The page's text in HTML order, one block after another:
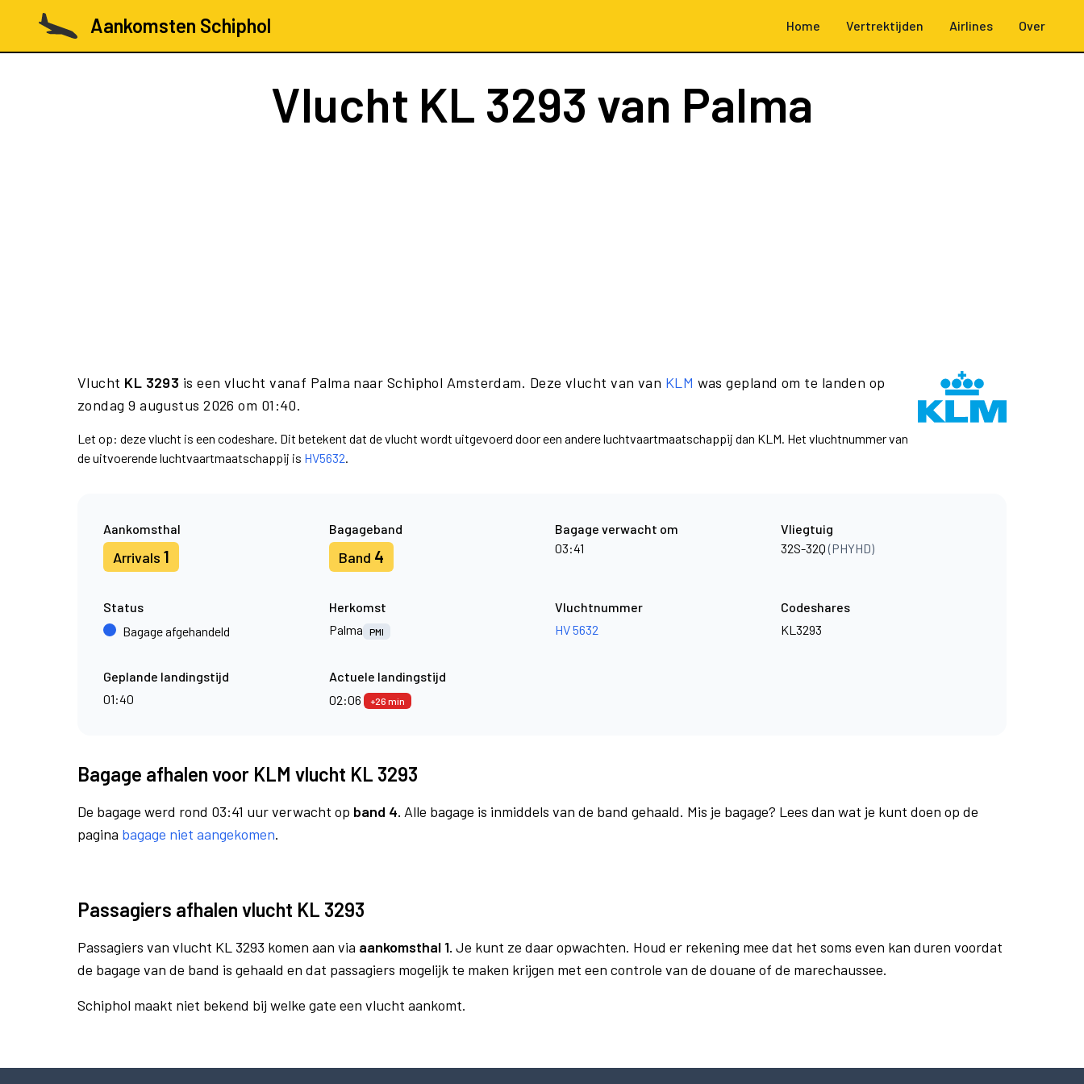
Aankomsten Schiphol Home Vertrektijden Airlines Over
Vlucht KL 3293 van Palma
Vlucht KL 3293 is een vlucht vanaf Palma naar Schiphol Amsterdam. Deze vlucht van van KLM was gepland om te landen op
zondag 9 augustus 2026 om 01:40.
Let op: deze vlucht is een codeshare. Dit betekent dat de vlucht wordt uitgevoerd door een andere luchtvaartmaatschappij dan KLM. Het vluchtnummer van
de uitvoerende luchtvaartmaatschappij is HV5632.
Aankomsthal
Arrivals 1
Bagageband
Band 4
Bagage verwacht om
03:41
Vliegtuig
32S-32Q(PHYHD)
Status
Bagage afgehandeld
Herkomst
Palma
PMI
Vluchtnummer
HV 5632
Codeshares
KL3293
Geplande landingstijd
01:40
Actuele landingstijd
02:06
+26 min
Bagage afhalen voor KLM vlucht KL 3293
De bagage werd rond 03:41 uur verwacht op band 4. Alle bagage is inmiddels van de band gehaald. Mis je bagage? Lees dan wat je kunt doen op de
pagina bagage niet aangekomen.
Passagiers afhalen vlucht KL 3293
Passagiers van vlucht KL 3293 komen aan via aankomsthal 1. Je kunt ze daar opwachten. Houd er rekening mee dat het soms even kan duren voordat
de bagage van de band is gehaald en dat passagiers mogelijk te maken krijgen met een controle van de douane of de marechaussee.
Schiphol maakt niet bekend bij welke gate een vlucht aankomt.